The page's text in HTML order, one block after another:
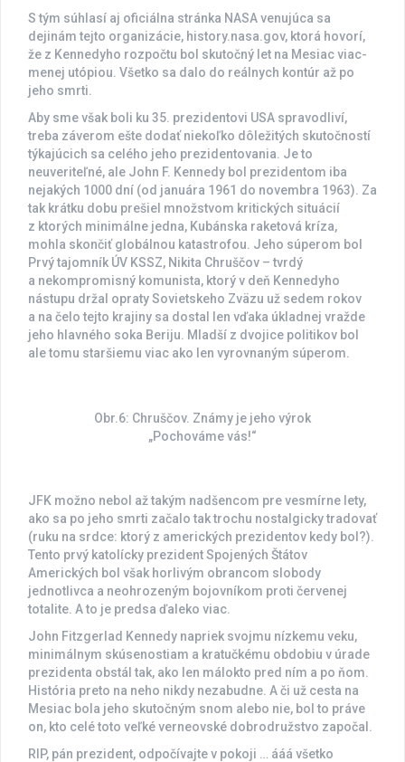
S tým súhlasí aj oficiálna stránka NASA venujúca sa
dejinám tejto organizácie, history.nasa.gov, ktorá hovorí,
že z Kennedyho rozpočtu bol skutočný let na Mesiac viac-
menej utópiou. Všetko sa dalo do reálnych kontúr až po
jeho smrti.
Aby sme však boli ku 35. prezidentovi USA spravodliví,
treba záverom ešte dodať niekoľko dôležitých skutočností
týkajúcich sa celého jeho prezidentovania. Je to
neuveriteľné, ale John F. Kennedy bol prezidentom iba
nejakých 1000 dní (od januára 1961 do novembra 1963). Za
tak krátku dobu prešiel množstvom kritických situácií
z ktorých minimálne jedna, Kubánska raketová kríza,
mohla skončiť globálnou katastrofou. Jeho súperom bol
Prvý tajomník ÚV KSSZ, Nikita Chruščov – tvrdý
a nekompromisný komunista, ktorý v deň Kennedyho
nástupu držal opraty Sovietskeho Zväzu už sedem rokov
a na čelo tejto krajiny sa dostal len vďaka úkladnej vražde
jeho hlavného soka Beriju. Mladší z dvojice politikov bol
ale tomu staršiemu viac ako len vyrovnaným súperom.
Obr.6: Chruščov. Známy je jeho výrok
„Pochováme vás!“
JFK možno nebol až takým nadšencom pre vesmírne lety,
ako sa po jeho smrti začalo tak trochu nostalgicky tradovať
(ruku na srdce: ktorý z amerických prezidentov kedy bol?).
Tento prvý katolícky prezident Spojených Štátov
Amerických bol však horlivým obrancom slobody
jednotlivca a neohrozeným bojovníkom proti červenej
totalite. A to je predsa ďaleko viac.
John Fitzgerlad Kennedy napriek svojmu nízkemu veku,
minimálnym skúsenostiam a kratučkému obdobiu v úrade
prezidenta obstál tak, ako len málokto pred ním a po ňom.
História preto na neho nikdy nezabudne. A či už cesta na
Mesiac bola jeho skutočným snom alebo nie, bol to práve
on, kto celé toto veľké verneovské dobrodružstvo započal.
RIP, pán prezident, odpočívajte v pokoji … ááá všetko